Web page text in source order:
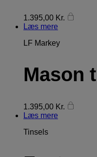
1.395,00 Kr.
Læs mere
LF Markey
Mason
1.395,00 Kr.
Læs mere
Tinsels